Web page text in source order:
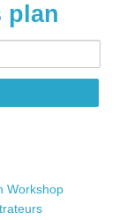
plan
Workshop